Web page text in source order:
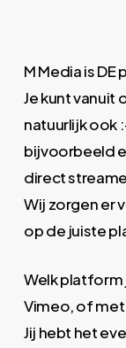
M Media is
Je kunt vanuit
natuurlijk ook
bijvoorbeeld
direct
Wij zorgen er
op de juiste
Welk platform
Vimeo, of met
Jij hebt het